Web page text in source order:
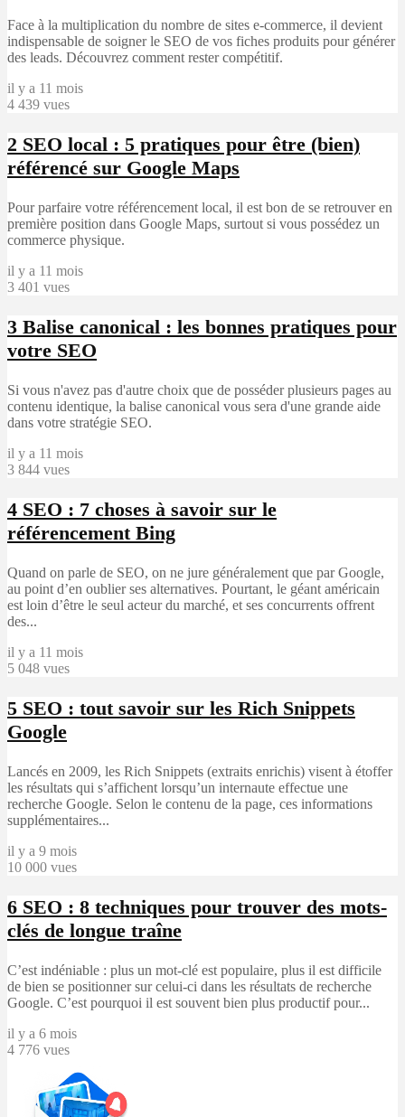
Face à la multiplication du nombre de sites e-commerce, il devient
indispensable de soigner le SEO de vos fiches produits pour générer
des leads. Découvrez comment rester compétitif.
il y a 11 mois
4 439 vues
2 SEO local : 5 pratiques pour être (bien)
référencé sur Google Maps
Pour parfaire votre référencement local, il est bon de se retrouver en
première position dans Google Maps, surtout si vous possédez un
commerce physique.
il y a 11 mois
3 401 vues
3 Balise canonical : les bonnes pratiques pour
votre SEO
Si vous n'avez pas d'autre choix que de posséder plusieurs pages au
contenu identique, la balise canonical vous sera d'une grande aide
dans votre stratégie SEO.
il y a 11 mois
3 844 vues
4 SEO : 7 choses à savoir sur le
référencement Bing
Quand on parle de SEO, on ne jure généralement que par Google,
au point d’en oublier ses alternatives. Pourtant, le géant américain
est loin d’être le seul acteur du marché, et ses concurrents offrent
des...
il y a 11 mois
5 048 vues
5 SEO : tout savoir sur les Rich Snippets
Google
Lancés en 2009, les Rich Snippets (extraits enrichis) visent à étoffer
les résultats qui s’affichent lorsqu’un internaute effectue une
recherche Google. Selon le contenu de la page, ces informations
supplémentaires...
il y a 9 mois
10 000 vues
6 SEO : 8 techniques pour trouver des mots-
clés de longue traîne
C’est indéniable : plus un mot-clé est populaire, plus il est difficile
de bien se positionner sur celui-ci dans les résultats de recherche
Google. C’est pourquoi il est souvent bien plus productif pour...
il y a 6 mois
4 776 vues